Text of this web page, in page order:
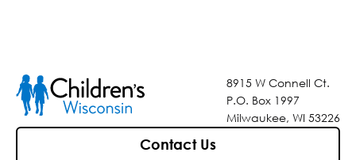
8915 W Connell Ct.
P.O. Box 1997
Milwaukee, WI 53226
Contact Us